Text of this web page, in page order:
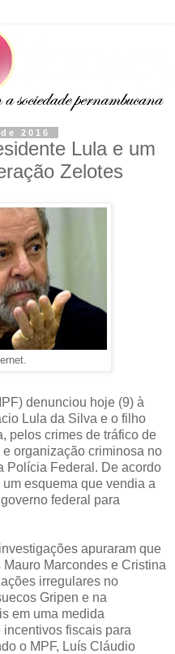
2016
Lula e um
Zelotes
denunciou hoje (9) à
Lula da Silva e o filho
pelos crimes de tráfico de
organização criminosa no
Polícia Federal. De acordo
esquema que vendia a
federal para
apuraram que
Marcondes e Cristina
irregulares no
Gripen e na
em uma medida
fiscais para
o MPF, Luís Cláudio